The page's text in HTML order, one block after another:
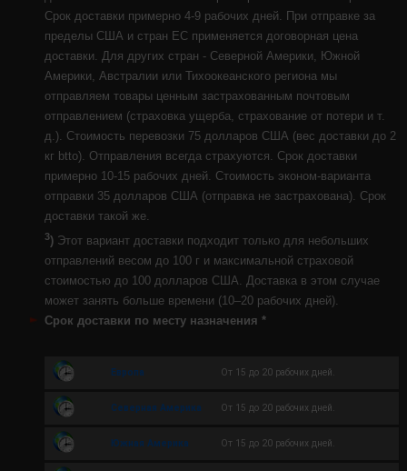
Срок доставки примерно 4-9 рабочих дней. При отправке за
пределы США и стран ЕС применяется договорная цена
доставки. Для других стран - Северной Америки, Южной
Америки, Австралии или Тихоокеанского региона мы
отправляем товары ценным застрахованным почтовым
отправлением (страховка ущерба, страхование от потери и т.
д.). Стоимость перевозки 75 долларов США (вес доставки до 2
кг btto). Отправления всегда страхуются. Срок доставки
примерно 10-15 рабочих дней. Стоимость эконом-варианта
отправки 35 долларов США (отправка не застрахована). Срок
доставки такой же.
3)Этот вариант доставки подходит только для небольших
отправлений весом до 100 г и максимальной страховой
стоимостью до 100 долларов США. Доставка в этом случае
может занять больше времени (10–20 рабочих дней).
Срок доставки по месту назначения *
Европа Oт 15 до 20 рабочих дней.
Северная Америка Oт 15 до 20 рабочих дней.
Южная Америка Oт 15 до 20 рабочих дней.